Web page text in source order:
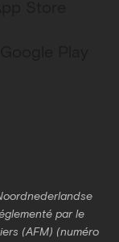
par le
(AFM) (numéro